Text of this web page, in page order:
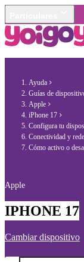
Ayuda
Guías de
Apple
iPhone 17
Configura tu
Conectividad y
Cómo activo o
Apple
IPHONE 17
Cambiar dispositivo